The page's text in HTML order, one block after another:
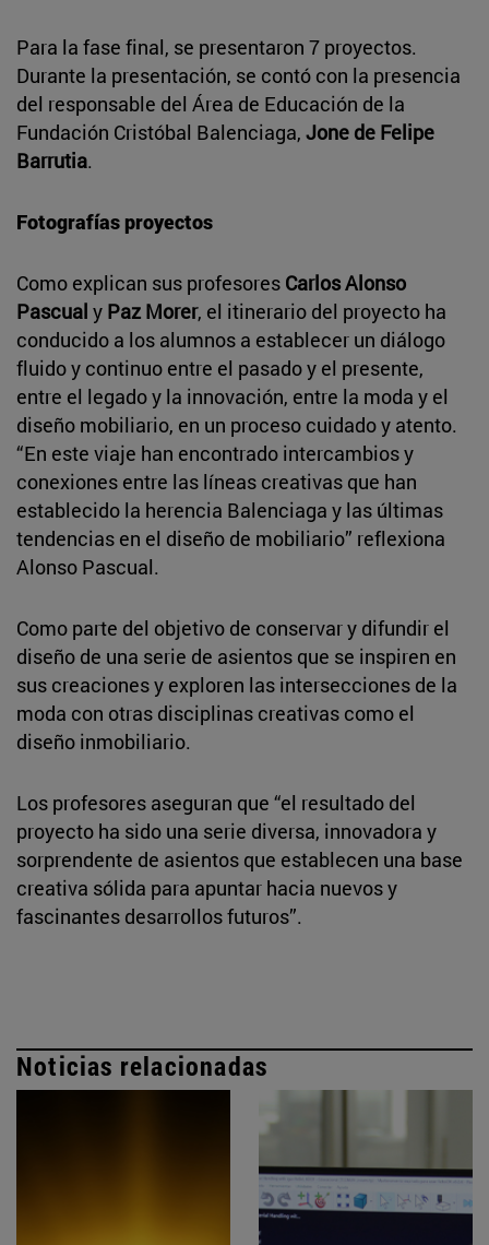
Para la fase final, se presentaron 7 proyectos.
Durante la presentación, se contó con la presencia
del responsable del Área de Educación de la
Fundación Cristóbal Balenciaga, Jone de Felipe
Barrutia.
Fotografías proyectos
Como explican sus profesores Carlos Alonso
Pascual y Paz Morer, el itinerario del proyecto ha
conducido a los alumnos a establecer un diálogo
fluido y continuo entre el pasado y el presente,
entre el legado y la innovación, entre la moda y el
diseño mobiliario, en un proceso cuidado y atento.
“En este viaje han encontrado intercambios y
conexiones entre las líneas creativas que han
establecido la herencia Balenciaga y las últimas
tendencias en el diseño de mobiliario” reflexiona
Alonso Pascual.
Como parte del objetivo de conservar y difundir el
diseño de una serie de asientos que se inspiren en
sus creaciones y exploren las intersecciones de la
moda con otras disciplinas creativas como el
diseño inmobiliario.
Los profesores aseguran que “el resultado del
proyecto ha sido una serie diversa, innovadora y
sorprendente de asientos que establecen una base
creativa sólida para apuntar hacia nuevos y
fascinantes desarrollos futuros”.
Noticias relacionadas